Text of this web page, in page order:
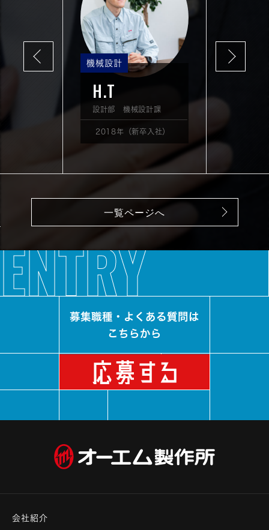
新卒入社）
機械設計
H.T
設計部 機械設計課
2018年（新卒入社）
機械設計
一覧ページへ
ENTRY
募集職種・よくある質問は
こちらから
会社紹介